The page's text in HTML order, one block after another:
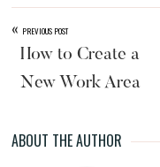
« PREVIOUS POST
How to Create a
New Work Area
ABOUT THE AUTHOR